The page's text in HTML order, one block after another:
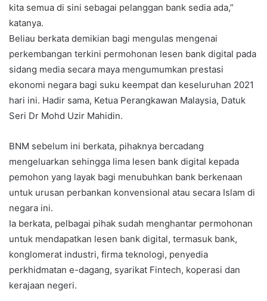
kita semua di sini sebagai pelanggan bank sedia ada,”
katanya.
Beliau berkata demikian bagi mengulas mengenai
perkembangan terkini permohonan lesen bank digital pada
sidang media secara maya mengumumkan prestasi
ekonomi negara bagi suku keempat dan keseluruhan 2021
hari ini. Hadir sama, Ketua Perangkawan Malaysia, Datuk
Seri Dr Mohd Uzir Mahidin.
BNM sebelum ini berkata, pihaknya bercadang
mengeluarkan sehingga lima lesen bank digital kepada
pemohon yang layak bagi menubuhkan bank berkenaan
untuk urusan perbankan konvensional atau secara Islam di
negara ini.
Ia berkata, pelbagai pihak sudah menghantar permohonan
untuk mendapatkan lesen bank digital, termasuk bank,
konglomerat industri, firma teknologi, penyedia
perkhidmatan e-dagang, syarikat Fintech, koperasi dan
kerajaan negeri.